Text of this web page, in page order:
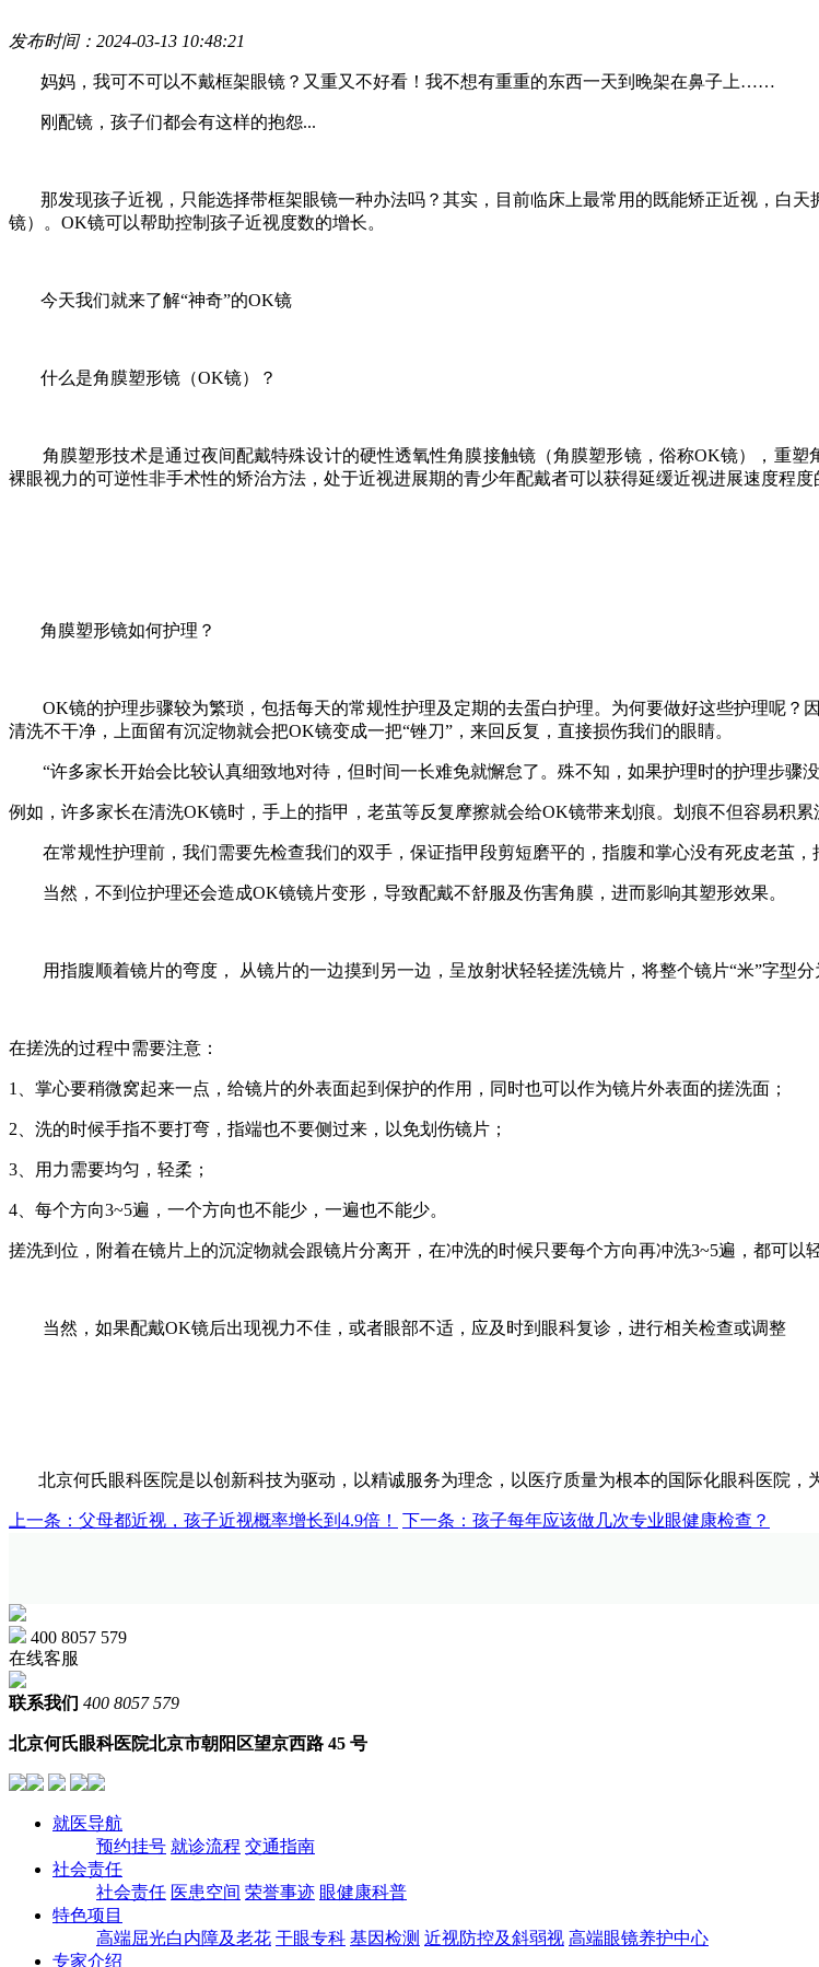
发布时间：2024-03-13 10:48:21
妈妈，我可不可以不戴框架眼镜？又重又不好看！我不想有重重的东西一天到晚架在鼻子上……
刚配镜，孩子们都会有这样的抱怨...
那发现孩子近视，只能选择带框架眼镜一种办法吗？其实，目前临床上最常用的既能矫正近视，白
镜）。OK镜可以帮助控制孩子近视度数的增长。
今天我们就来了解“神奇”的OK镜
什么是角膜塑形镜（OK镜） ？
角膜塑形技术是通过夜间配戴特殊设计的硬性透氧性角膜接触镜（角膜塑形镜，俗称OK镜），重塑
裸眼视力的可逆性非手术性的矫治方法，处于近视进展期的青少年配戴者可以获得延缓近视进展速度程度
角膜塑形镜如何护理 ？
OK镜的护理步骤较为繁琐，包括每天的常规性护理及定期的去蛋白护理。 为何要做好这些护理呢？
清洗不干净，上面留有沉淀物就会把OK镜变成一把“锉刀”，来回反复，直接损伤我们的眼睛。
“许多家长开始会比较认真细致地对待，但时间一长难免就懈怠了。殊不知，如果护理时的护理步骤
例如， 许多家长在清洗OK镜时，手上的指甲，老茧等反复摩擦就会给OK镜带来划痕。 划痕不但容易积累
在常规性护理前，我们需要先检查我们的双手，保证指甲段剪短磨平的，指腹和掌心没有死皮老茧，
当然，不到位护理还会造成OK镜镜片变形，导致配戴不舒服及伤害角膜，进而影响其塑形效果。
用指腹顺着镜片的弯度， 从镜片的一边摸到另一边，呈放射状轻轻搓洗镜片，将整个镜片“米”字型分
在搓洗的过程中需要注意：
1、掌心要稍微窝起来一点，给镜片的外表面起到保护的作用，同时也可以作为镜片外表面的搓洗面；
2、洗的时候手指不要打弯，指端也不要侧过来，以免划伤镜片；
3、用力需要均匀，轻柔；
4、每个方向3~5遍，一个方向也不能少，一遍也不能少。
搓洗到位，附着在镜片上的沉淀物就会跟镜片分离开，在冲洗的时候只要每个方向再冲洗3~5遍，都可以
当然，如果配戴OK镜后出现视力不佳，或者眼部不适，应及时到眼科复诊，进行相关检查或调整
北京何氏眼科医院是以创新科技为驱动，以精诚服务为理念，以医疗质量为根本的国际化眼科医院，
上一条：父母都近视，孩子近视概率增长到4.9倍！ 下一条：孩子每年应该做几次专业眼健康检查？
400 8057 579
在线客服
联系我们 400 8057 579
北京何氏眼科医院北京市朝阳区望京西路 45 号
就医导航
预约挂号 就诊流程 交通指南
社会责任
社会责任 医患空间 荣誉事迹 眼健康科普
特色项目
高端屈光白内障及老花 干眼专科 基因检测 近视防控及斜弱视 高端眼镜养护中心
专家介绍